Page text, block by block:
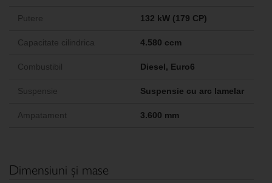
Putere 132 kW (179 CP)
Capacitate cilindrica 4.580 ccm
Combustibil Diesel, Euro6
Suspensie Suspensie cu arc lamelar
Ampatament 3.600 mm
Dimensiuni şi mase